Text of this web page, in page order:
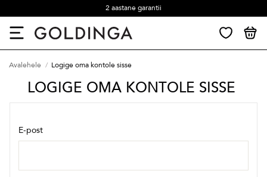
2 aastane garantii
Avalehele Logige oma kontole sisse
LOGIGE OMA KONTOLE SISSE
E-post